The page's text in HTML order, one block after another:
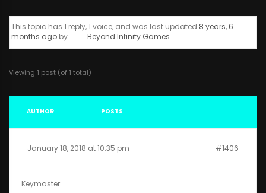
This topic has 1 reply, 1 voice, and was last updated 8 years, 6
months agoby Beyond Infinity Games.
Viewing 1 post (of 1 total)
AUTHOR POSTS
January 18, 2018 at 10:35 pm #1406
Keymaster